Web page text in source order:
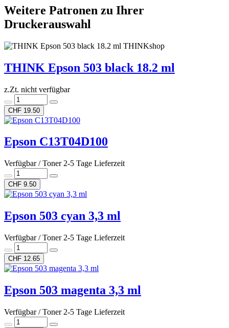
Weitere Patronen zu Ihrer
Druckerauswahl
THINKshop
THINK Epson 503 black 18.2 ml
z.Zt. nicht verfügbar
CHF 19.50
Epson C13T04D100
Verfügbar / Toner 2-5 Tage Lieferzeit
CHF 9.50
Epson 503 cyan 3,3 ml
Verfügbar / Toner 2-5 Tage Lieferzeit
CHF 12.65
Epson 503 magenta 3,3 ml
Verfügbar / Toner 2-5 Tage Lieferzeit